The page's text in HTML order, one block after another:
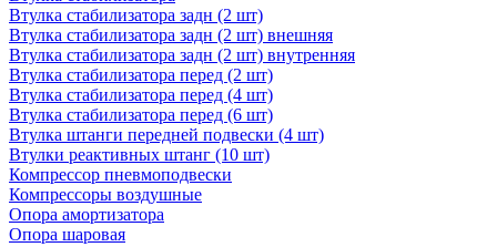
Втулка стабилизатора задн (2 шт)
Втулка стабилизатора задн (2 шт) внешняя
Втулка стабилизатора задн (2 шт) внутренняя
Втулка стабилизатора перед (2 шт)
Втулка стабилизатора перед (4 шт)
Втулка стабилизатора перед (6 шт)
Втулка штанги передней подвески (4 шт)
Втулки реактивных штанг (10 шт)
Компрессор пневмоподвески
Компрессоры воздушные
Опора амортизатора
Опора шаровая